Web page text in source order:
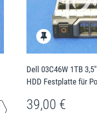
Dell 03C46W 1TB
HDD Festplatte für
39,00 €